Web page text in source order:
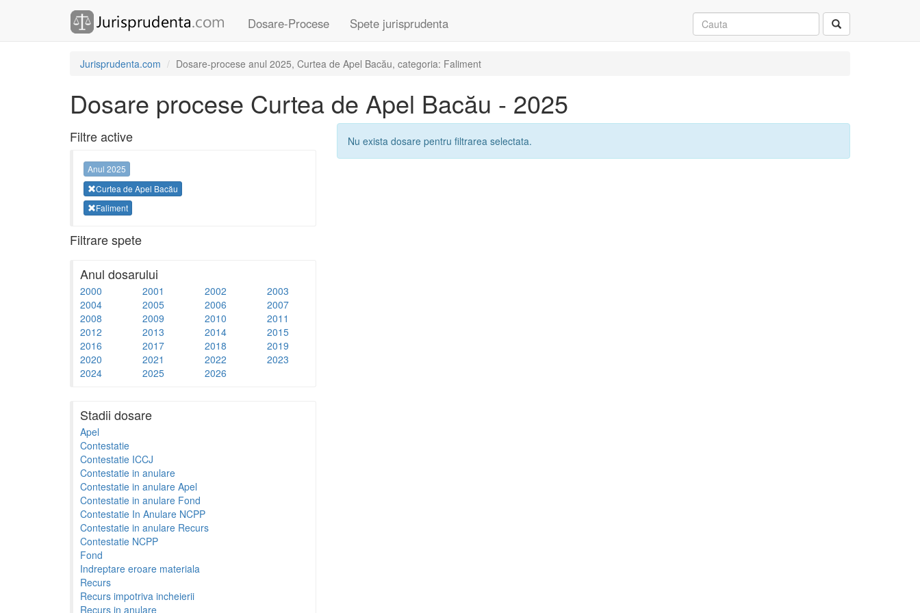
Dosare-Procese Spete jurisprudenta
Jurisprudenta.com Dosare-procese anul 2025, Curtea de Apel Bacău, categoria: Faliment
Dosare procese Curtea de Apel Bacău - 2025
Filtre active
Anul 2025
Curtea de Apel Bacău
Faliment
Filtrare spete
Anul dosarului
2000 2001 2002
2003
2004
2005 2006
2007
2008
2009 2010
2011
2012
2013 2014
2015
2016
2017 2018
2019
2020
2021 2022
2023
2024
2025 2026
Stadii dosare
Apel
Contestatie
Contestatie ICCJ
Contestatie in anulare
Contestatie in anulare Apel
Contestatie in anulare Fond
Contestatie In Anulare NCPP
Contestatie in anulare Recurs
Contestatie NCPP
Fond
Indreptare eroare materiala
Recurs
Recurs impotriva incheierii
Recurs in anulare
Nu exista dosare pentru filtrarea selectata.